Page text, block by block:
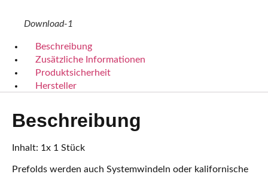
Download-1
Beschreibung
Zusätzliche Informationen
Produktsicherheit
Hersteller
Beschreibung
Inhalt: 1x 1 Stück
Prefolds werden auch Systemwindeln oder kalifornische